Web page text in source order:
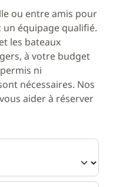
ou entre amis pour
un équipage qualifié.
les bateaux
à votre budget
ni
nécessaires. Nos
aider à réserver